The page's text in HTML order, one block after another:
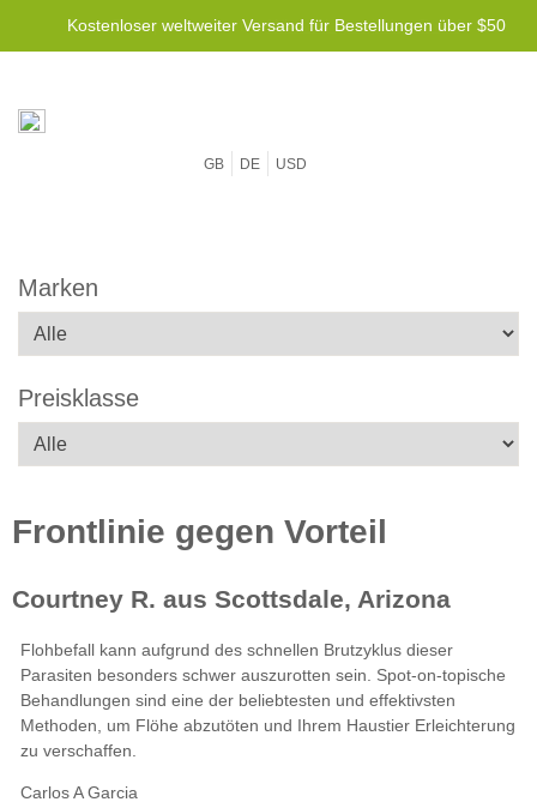
Kostenloser weltweiter Versand für Bestellungen über $50
GB DE USD
Marken
Preisklasse